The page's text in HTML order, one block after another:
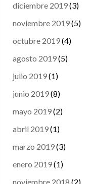
diciembre 2019(3)
noviembre 2019(5)
octubre 2019(4)
agosto 2019(5)
julio 2019(1)
junio 2019(8)
mayo 2019(2)
abril 2019(1)
marzo 2019(3)
enero 2019(1)
noviembre 2018 (2)